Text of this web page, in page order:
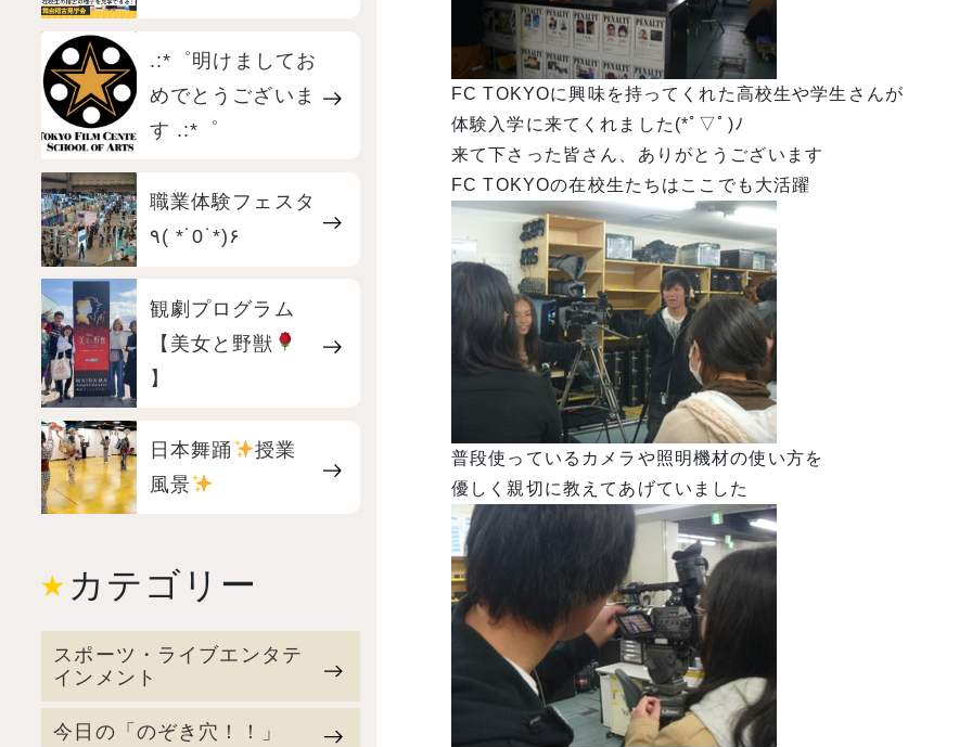
FC TOKYOに興味を持ってくれた高校生や学生さんが
体験入学に来てくれました(*ﾟ▽ﾟ)ﾉ
来て下さった皆さん、ありがとうございます
FC TOKYOの在校生たちはここでも大活躍
普段使っているカメラや照明機材の使い方を
優しく親切に教えてあげていました
.:*゜明けましてお
めでとうございま
す .:*゜
職業体験フェスタ
٩( *˙0˙*)۶
観劇プログラム
【美女と野獣
】
日本舞踊
授業
風景
カテゴリー
スポーツ・ライブエンタテ
インメント
今日の「のぞき穴！！」